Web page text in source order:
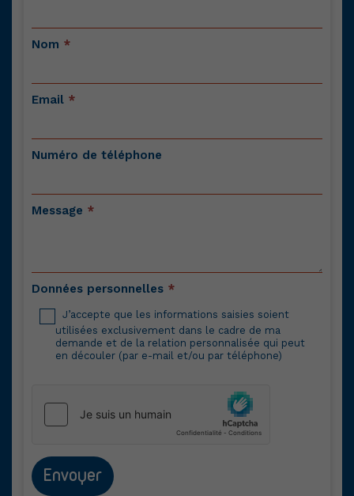
Nom *
Email *
Numéro de téléphone
Message *
Données personnelles *
J’accepte que les informations saisies soient
utilisées exclusivement dans le cadre de ma
demande et de la relation personnalisée qui peut
en découler (par e-mail et/ou par téléphone)
Envoyer